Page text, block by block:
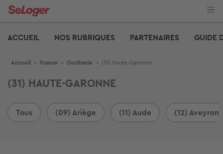
Aller
ACCUEIL
NOS RUBRIQUES PARTENAIRES GUIDE
Fil d'Ariane
Accueil > France > Occitanie > (31) Haute-Garonne
(31) HAUTE-GARONNE
Tous (09) Ariège (11) Aude (12) Aveyron